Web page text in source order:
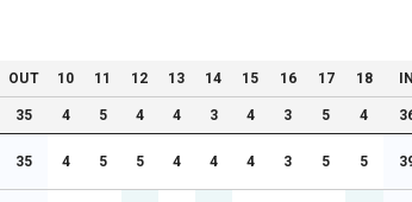
OUT 10 11 12 13 14 15 16 17 18
35 4 5 4 4 3 4 3 5 4
35 4 5 5 4 4 4 3 5 5